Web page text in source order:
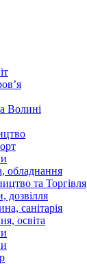
Волині
обладнання
та Торгівля
дозвілля
санітарія
освіта